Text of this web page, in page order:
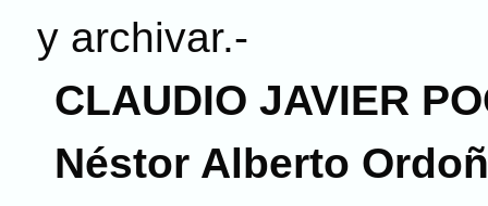
y archivar.-
CLAUDIO JAVIER
Néstor Alberto